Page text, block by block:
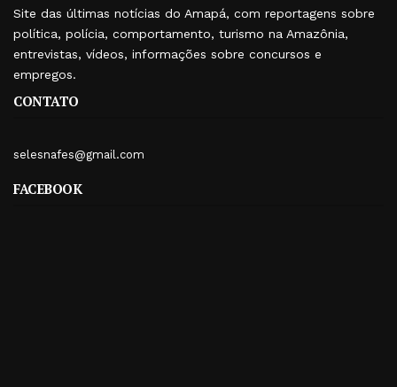
Site das últimas notícias do Amapá, com reportagens sobre
política, polícia, comportamento, turismo na Amazônia,
entrevistas, vídeos, informações sobre concursos e
empregos.
CONTATO
selesnafes@gmail.com
FACEBOOK